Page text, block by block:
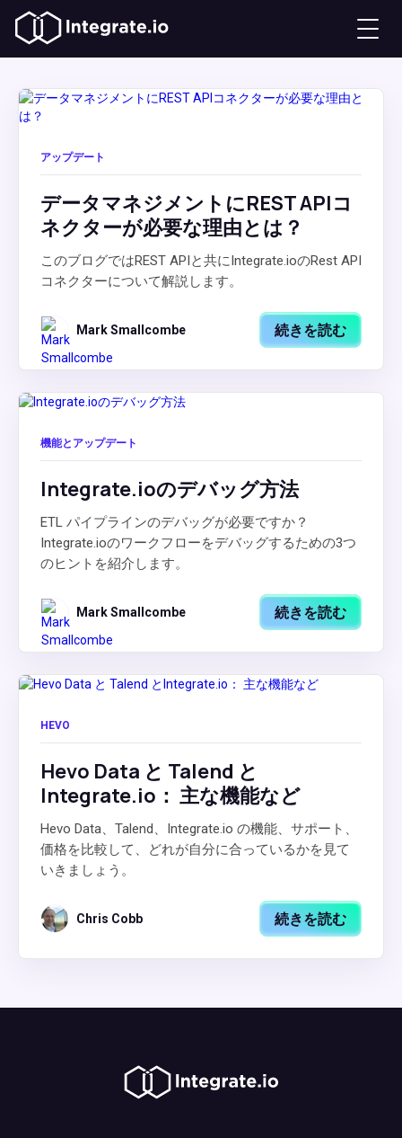
アップデート
データマネジメントにREST APIコ
ネクターが必要な理由とは？
このブログではREST APIと共にIntegrate.ioのRest API
コネクターについて解説します。
Mark Smallcombe 続きを読む
機能とアップデート
Integrate.ioのデバッグ方法
ETL パイプラインのデバッグが必要ですか？
Integrate.ioのワークフローをデバッグするための3つ
のヒントを紹介します。
Mark Smallcombe 続きを読む
HEVO
Hevo Data と Talend と
Integrate.io： 主な機能など
Hevo Data、Talend、Integrate.io の機能、サポート、
価格を比較して、どれが自分に合っているかを見て
いきましょう。
Chris Cobb 続きを読む